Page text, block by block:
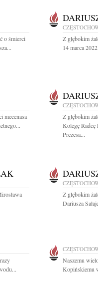
o śmierci
Z głębokim
14 marca
mecenasa
Z głębokim
Kolegę Radcę
Prezesa...
Z głębokim
Dariusza
Naszemu
Kopińskiemu